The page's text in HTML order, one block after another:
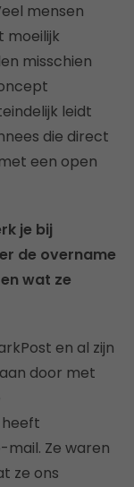
mensen
moeilijk
misschien
leidt
die direct
een open
je bij
de overname
wat ze
en al zijn
door met
Ze waren
ze ons